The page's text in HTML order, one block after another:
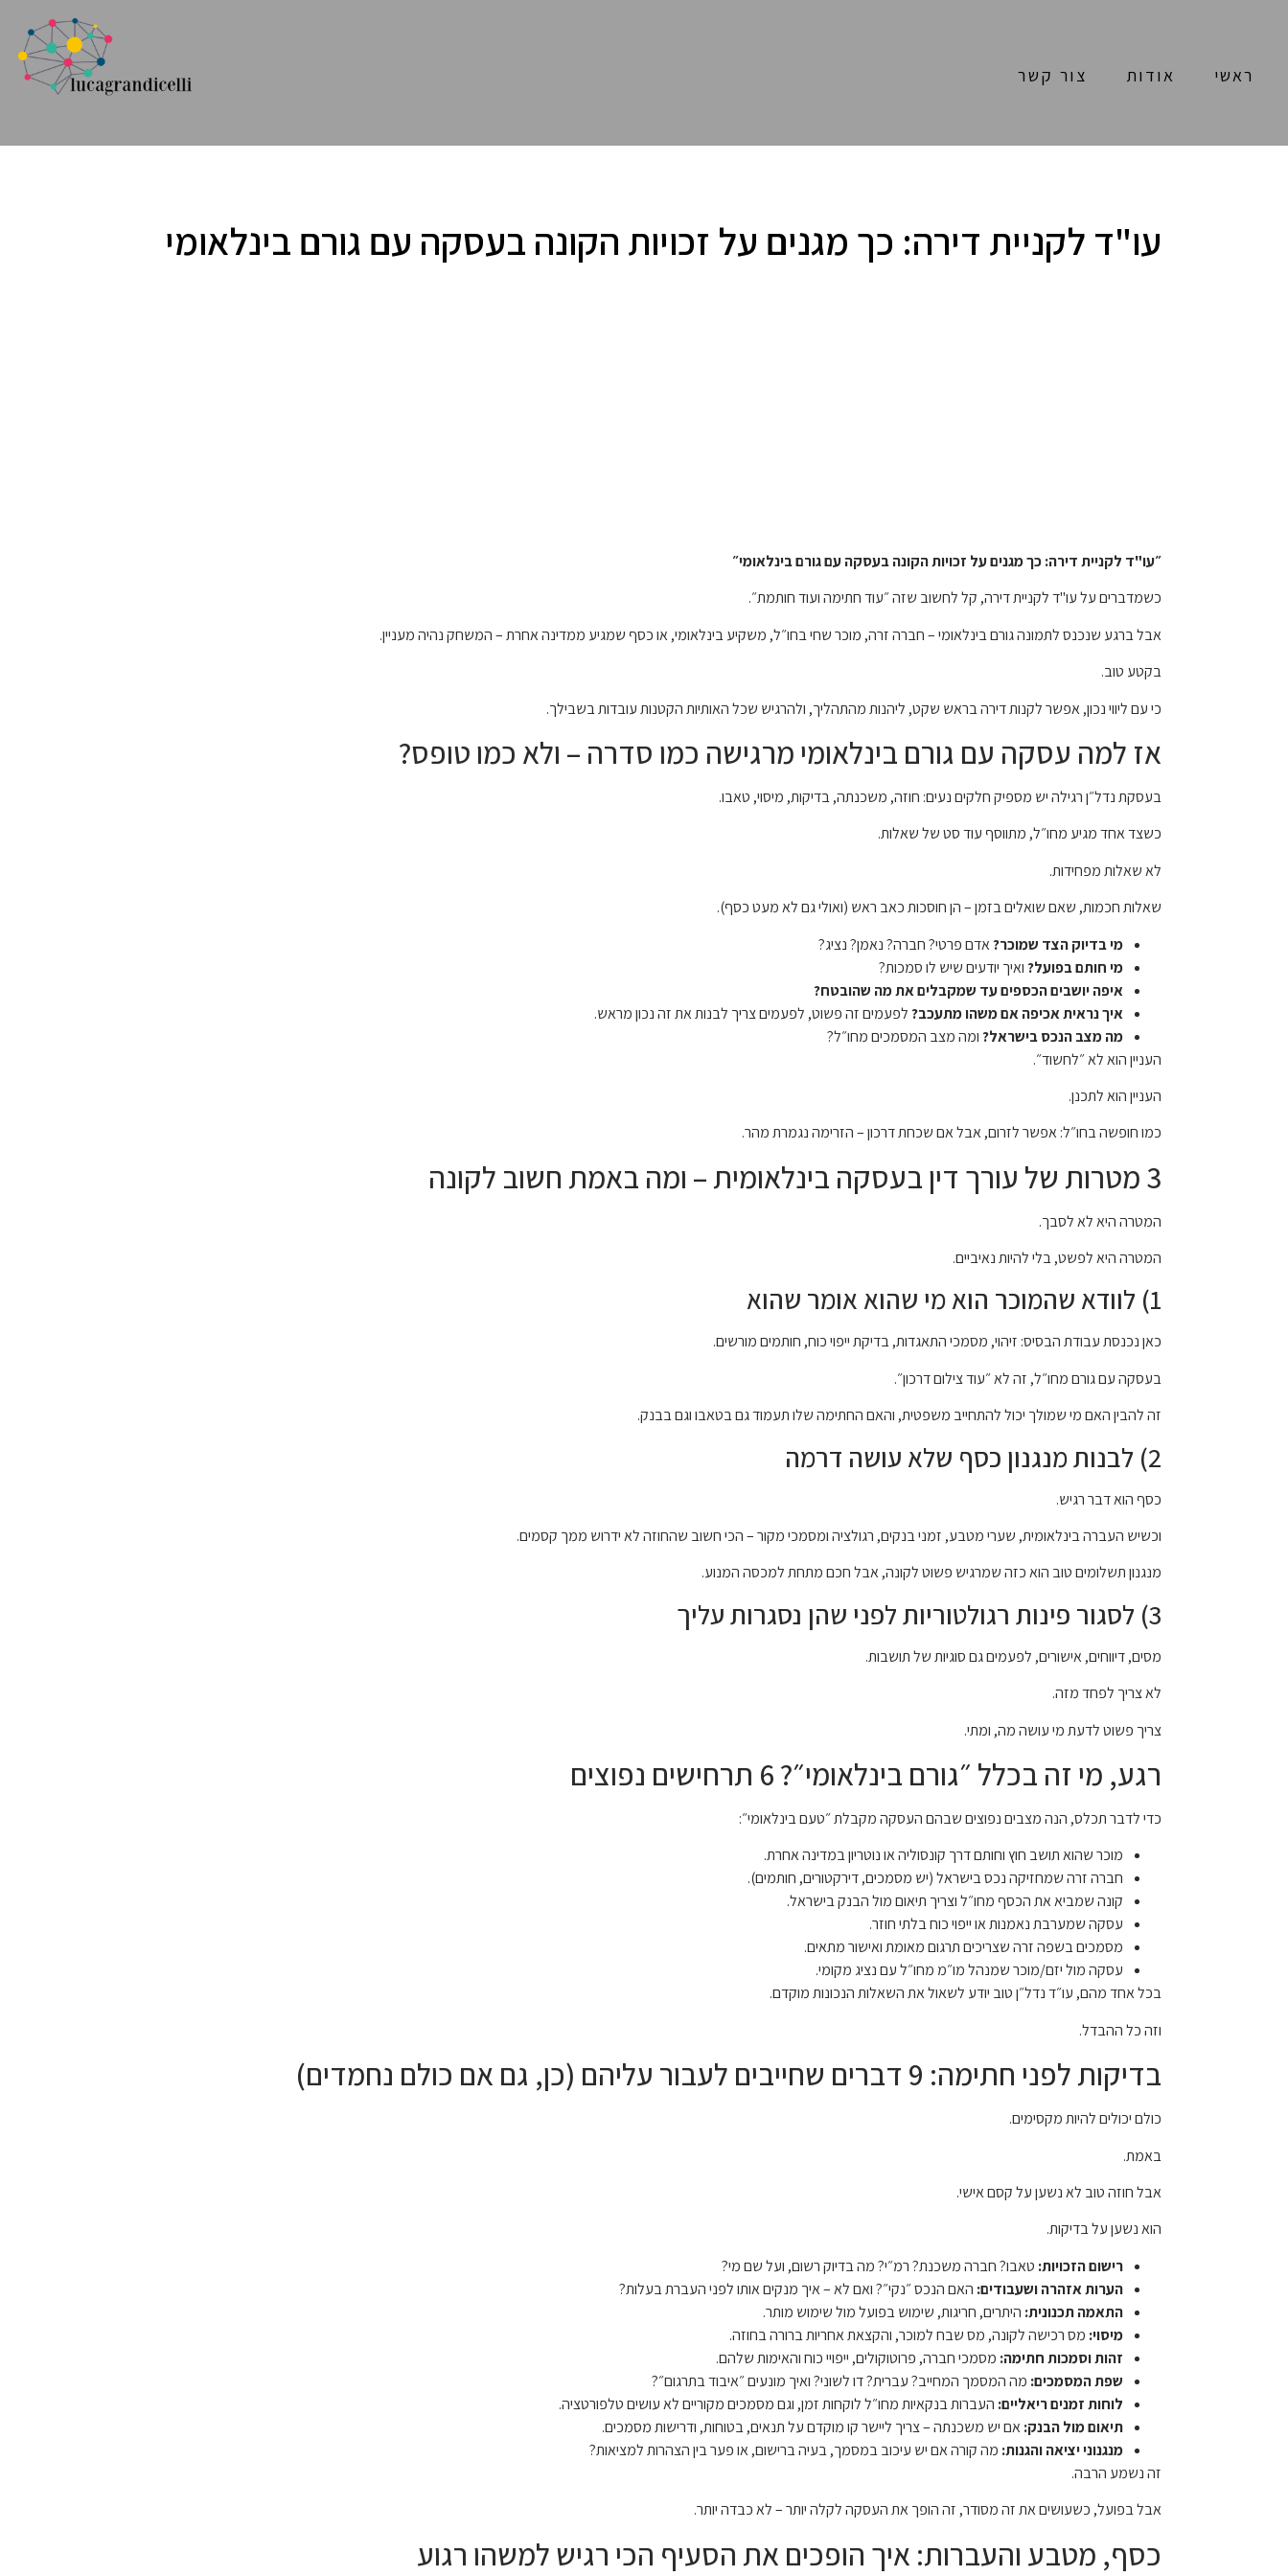
ראשי אודות צור קשר
עו"ד לקניית דירה: כך מגנים על זכויות הקונה בעסקה עם גורם בינלאומי
״עו"ד לקניית דירה: כך מגנים על זכויות הקונה בעסקה עם גורם בינלאומי״
כשמדברים על עו"ד לקניית דירה, קל לחשוב שזה ״עוד חתימה ועוד חותמת״.
אבל ברגע שנכנס לתמונה גורם בינלאומי – חברה זרה, מוכר שחי בחו״ל, משקיע בינלאומי, או כסף שמגיע ממדינה אחרת – המשחק נהיה מעניין.
בקטע טוב.
כי עם ליווי נכון, אפשר לקנות דירה בראש שקט, ליהנות מהתהליך, ולהרגיש שכל האותיות הקטנות עובדות בשבילך.
אז למה עסקה עם גורם בינלאומי מרגישה כמו סדרה – ולא כמו טופס?
בעסקת נדל״ן רגילה יש מספיק חלקים נעים: חוזה, משכנתה, בדיקות, מיסוי, טאבו.
כשצד אחד מגיע מחו״ל, מתווסף עוד סט של שאלות.
לא שאלות מפחידות.
שאלות חכמות, שאם שואלים בזמן – הן חוסכות כאב ראש (ואולי גם לא מעט כסף).
מי בדיוק הצד שמוכר?אדם פרטי? חברה? נאמן? נציג?
מי חותם בפועל?ואיך יודעים שיש לו סמכות?
איפה יושבים הכספים עד שמקבלים את מה שהובטח?
איך נראית אכיפה אם משהו מתעכב?לפעמים זה פשוט, לפעמים צריך לבנות את זה נכון מראש.
מה מצב הנכס בישראל?ומה מצב המסמכים מחו״ל?
העניין הוא לא ״לחשוד״.
העניין הוא לתכנן.
כמו חופשה בחו״ל: אפשר לזרום, אבל אם שכחת דרכון – הזרימה נגמרת מהר.
3 מטרות של עורך דין בעסקה בינלאומית – ומה באמת חשוב לקונה
המטרה היא לא לסבך.
המטרה היא לפשט, בלי להיות נאיביים.
1) לוודא שהמוכר הוא מי שהוא אומר שהוא
כאן נכנסת עבודת הבסיס: זיהוי, מסמכי התאגדות, בדיקת ייפוי כוח, חותמים מורשים.
בעסקה עם גורם מחו״ל, זה לא ״עוד צילום דרכון״.
זה להבין האם מי שמולך יכול להתחייב משפטית, והאם החתימה שלו תעמוד גם בטאבו וגם בבנק.
2) לבנות מנגנון כסף שלא עושה דרמה
כסף הוא דבר רגיש.
וכשיש העברה בינלאומית, שערי מטבע, זמני בנקים, רגולציה ומסמכי מקור – הכי חשוב שהחוזה לא ידרוש ממך קסמים.
מנגנון תשלומים טוב הוא כזה שמרגיש פשוט לקונה, אבל חכם מתחת למכסה המנוע.
3) לסגור פינות רגולטוריות לפני שהן נסגרות עליך
מסים, דיווחים, אישורים, לפעמים גם סוגיות של תושבות.
לא צריך לפחד מזה.
צריך פשוט לדעת מי עושה מה, ומתי.
רגע, מי זה בכלל ״גורם בינלאומי״? 6 תרחישים נפוצים
כדי לדבר תכלס, הנה מצבים נפוצים שבהם העסקה מקבלת ״טעם בינלאומי״:
מוכר שהוא תושב חוץ וחותם דרך קונסוליה או נוטריון במדינה אחרת.
חברה זרה שמחזיקה נכס בישראל (יש מסמכים, דירקטורים, חותמים).
קונה שמביא את הכסף מחו״ל וצריך תיאום מול הבנק בישראל.
עסקה שמערבת נאמנות או ייפוי כוח בלתי חוזר.
מסמכים בשפה זרה שצריכים תרגום מאומת ואישור מתאים.
עסקה מול יזם/מוכר שמנהל מו״מ מחו״ל עם נציג מקומי.
בכל אחד מהם, עו״ד נדל״ן טוב יודע לשאול את השאלות הנכונות מוקדם.
וזה כל ההבדל.
בדיקות לפני חתימה: 9 דברים שחייבים לעבור עליהם (כן, גם אם כולם נחמדים)
כולם יכולים להיות מקסימים.
באמת.
אבל חוזה טוב לא נשען על קסם אישי.
הוא נשען על בדיקות.
רישום הזכויות: טאבו? חברה משכנת? רמ״י? מה בדיוק רשום, ועל שם מי?
הערות אזהרה ושעבודים: האם הנכס ״נקי״? ואם לא – איך מנקים אותו לפני העברת בעלות?
התאמה תכנונית: היתרים, חריגות, שימוש בפועל מול שימוש מותר.
מיסוי: מס רכישה לקונה, מס שבח למוכר, והקצאת אחריות ברורה בחוזה.
זהות וסמכות חתימה: מסמכי חברה, פרוטוקולים, ייפויי כוח והאימות שלהם.
שפת המסמכים: מה המסמך המחייב? עברית? דו לשוני? ואיך מונעים ״איבוד בתרגום״?
לוחות זמנים ריאליים: העברות בנקאיות מחו״ל לוקחות זמן, וגם מסמכים מקוריים לא עושים טלפורטציה.
תיאום מול הבנק:אם יש משכנתה – צריך ליישר קו מוקדם על תנאים, בטוחות, ודרישות מסמכים.
מנגנוני יציאה והגנות: מה קורה אם יש עיכוב במסמך, בעיה ברישום, או פער בין הצהרות למציאות?
זה נשמע הרבה.
אבל בפועל, כשעושים את זה מסודר, זה הופך את העסקה לקלה יותר – לא כבדה יותר.
כסף, מטבע והעברות: איך הופכים את הסעיף הכי רגיש למשהו רגוע